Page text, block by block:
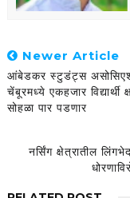
Newer Article
आंबेडकर स्टुडंट्स असोसिएशन
चेंबूरमध्ये एकहजार
सोहळा पार पडणार
नर्सिंग क्षेत्रातील